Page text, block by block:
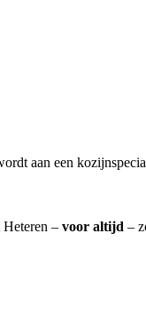
aan een
– voor altijd –